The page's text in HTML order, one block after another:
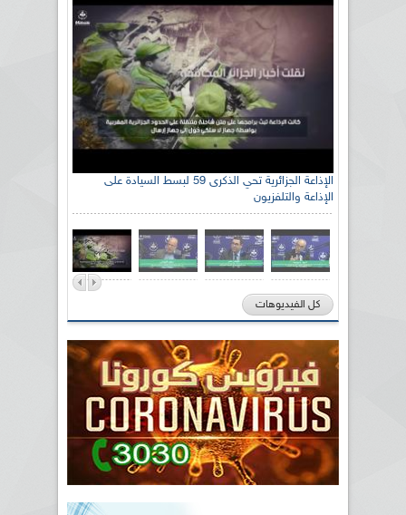
الإذاعة الجزائرية تحي الذكرى 59 لبسط السيادة على
الإذاعة والتلفزيون
كل الفيديوهات